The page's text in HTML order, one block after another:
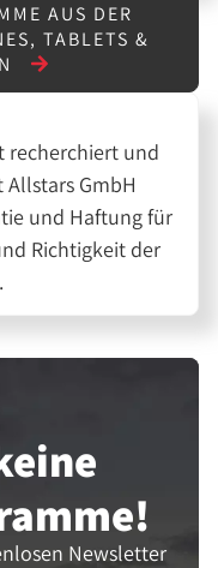
AUS DER
TABLETS &
recherchiert und
GmbH
und Haftung für
Richtigkeit der
Newsletter